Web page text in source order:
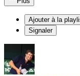
Ajouter à la
Signaler